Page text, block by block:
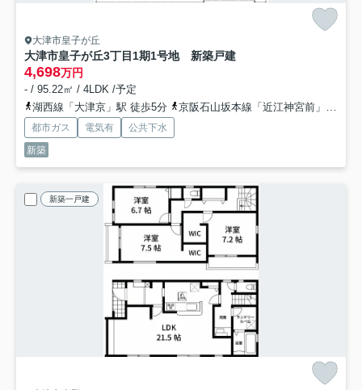
大津市皇子が丘
大津市皇子が丘3丁目1期1号地 新築戸建
4,698万円
- / 95.22㎡ / 4LDK /予定
湖西線「大津京」駅 徒歩5分
京阪石山坂本線「近江神宮前」駅 徒歩14分
都市ガス 電気有
公共下水
新築
新築一戸建